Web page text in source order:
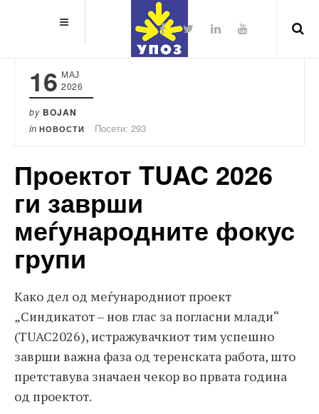
16 МАЈ
2026
by BOJAN
in НОВОСТИ Посети: 293
Проектот TUAC 2026
ги заврши
меѓународните фокус
групи
Како дел од меѓународниот проект
„Синдикатот – нов глас за погласни млади“
(TUAC2026), истражувачкиот тим успешно
заврши важна фаза од теренската работа, што
претставува значаен чекор во првата година
од проектот.